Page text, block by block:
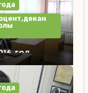
год.